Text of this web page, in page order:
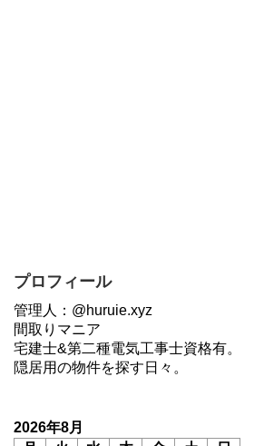
プロフィール
管理人：@huruie.xyz
間取りマニア
宅建士&第二種電気工事士資格有。
隠居用の物件を探す日々。
2026年8月